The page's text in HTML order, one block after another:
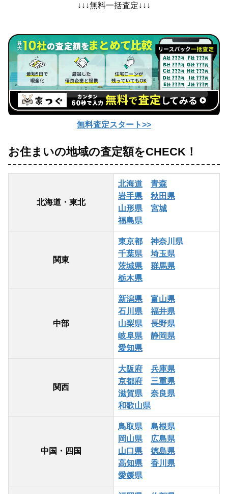
↓↓↓無料一括査定↓↓↓
無料査定スタート>>
お住まいの地域の査定額をCHECK！
北海道・東北
北海道
青森
岩手県
秋田県
山形県
宮城
福島県
関東
東京都
神奈川県
千葉県
埼玉県
茨城県
群馬県
栃木県
中部
新潟県
富山県
石川県
福井県
山梨県
長野県
岐阜県
静岡県
愛知県
関西
大阪府
兵庫県
京都府
三重県
滋賀県
奈良県
和歌山県
中国・四国
鳥取県
島根県
岡山県
広島県
山口県
徳島県
高知県
香川県
愛媛県